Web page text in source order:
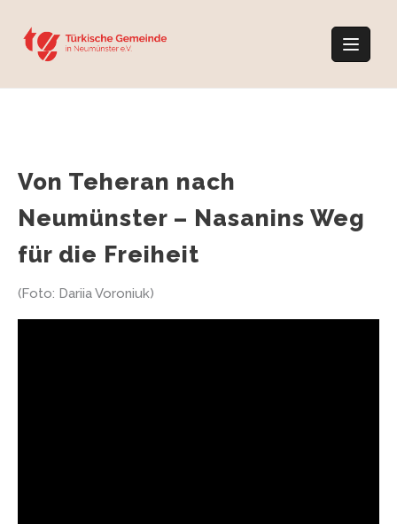
content
Von Teheran nach
Neumünster – Nasanins Weg
für die Freiheit
(Foto: Dariia Voroniuk)